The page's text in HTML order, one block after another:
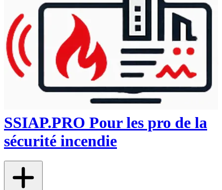
SSIAP.PRO Pour les pro de la
sécurité incendie